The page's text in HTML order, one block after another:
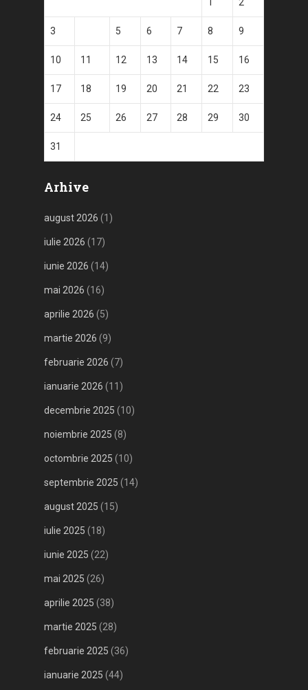
3 5 6 7 8 9
10 11 12 13 14 15 16
17 18 19 20 21 22 23
24 25 26 27 28 29 30
31
Arhive
august 2026 (1)
iulie 2026 (17)
iunie 2026 (14)
mai 2026 (16)
aprilie 2026 (5)
martie 2026 (9)
februarie 2026 (7)
ianuarie 2026 (11)
decembrie 2025 (10)
noiembrie 2025 (8)
octombrie 2025 (10)
septembrie 2025 (14)
august 2025 (15)
iulie 2025 (18)
iunie 2025 (22)
mai 2025 (26)
aprilie 2025 (38)
martie 2025 (28)
februarie 2025 (36)
ianuarie 2025 (44)